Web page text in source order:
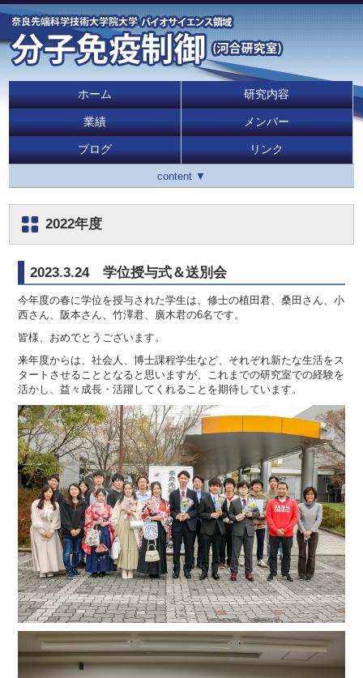
ホーム 研究内容
業績 メンバー
ブログ リンク
content ▼
2022年度
2023.3.24 学位授与式＆送別会
今年度の春に学位を授与された学生は、修士の植田君、桑田さん、小
西さん、阪本さん、竹澤君、廣木君の6名です。
皆様、おめでとうございます。
来年度からは、社会人、博士課程学生など、それぞれ新たな生活をス
タートさせることとなると思いますが、これまでの研究室での経験を
活かし、益々成長・活躍してくれることを期待しています。